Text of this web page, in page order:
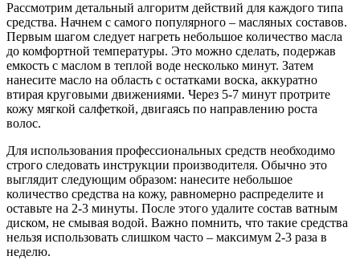
Рассмотрим детальный алгоритм действий для каждого типа
средства. Начнем с самого популярного – масляных составов.
Первым шагом следует нагреть небольшое количество масла
до комфортной температуры. Это можно сделать, подержав
емкость с маслом в теплой воде несколько минут. Затем
нанесите масло на область с остатками воска, аккуратно
втирая круговыми движениями. Через 5-7 минут протрите
кожу мягкой салфеткой, двигаясь по направлению роста
волос.
Для использования профессиональных средств необходимо
строго следовать инструкции производителя. Обычно это
выглядит следующим образом: нанесите небольшое
количество средства на кожу, равномерно распределите и
оставьте на 2-3 минуты. После этого удалите состав ватным
диском, не смывая водой. Важно помнить, что такие средства
нельзя использовать слишком часто – максимум 2-3 раза в
неделю.